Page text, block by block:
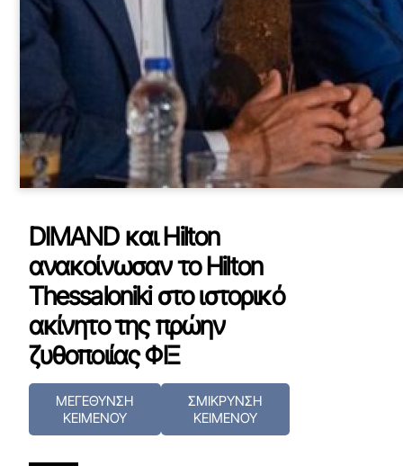
DIMAND και Hilton
ανακοίνωσαν το Hilton
Thessaloniki στο ιστορικό
ακίνητο της πρώην
ζυθοποιίας ΦΙΞ
ΜΕΓΕΘΥΝΣΗ
ΚΕΙΜΕΝΟΥ
ΣΜΙΚΡΥΝΣΗ
ΚΕΙΜΕΝΟΥ